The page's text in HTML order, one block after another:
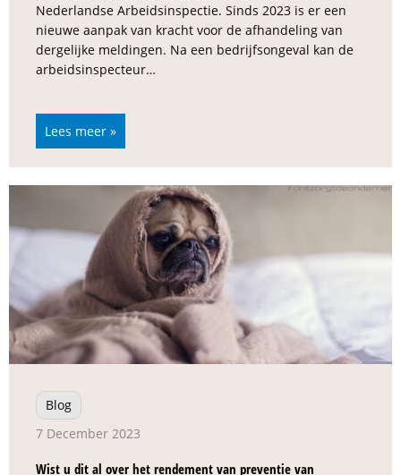
Nederlandse Arbeidsinspectie. Sinds 2023 is er een
nieuwe aanpak van kracht voor de afhandeling van
dergelijke meldingen. Na een bedrijfsongeval kan de
arbeidsinspecteur…
Lees meer »
Blog
7 December 2023
Wist u dit al over het rendement van preventie van